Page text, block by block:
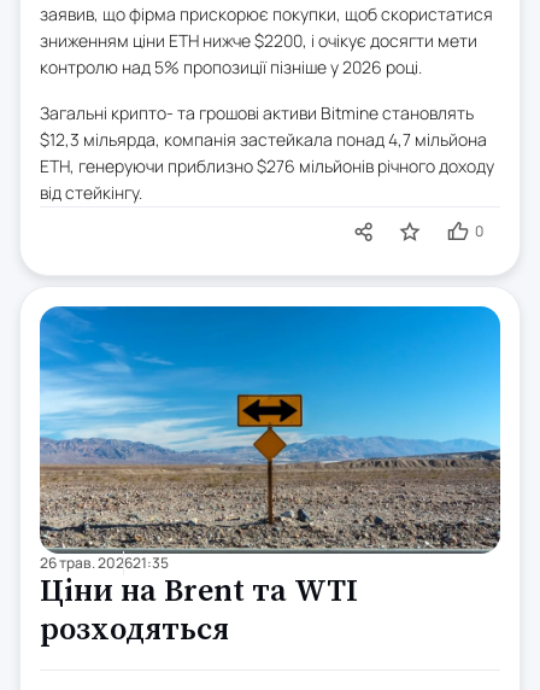
заявив, що фірма прискорює покупки, щоб скористатися
зниженням ціни ETH нижче $2200, і очікує досягти мети
контролю над 5% пропозиції пізніше у 2026 році.
Загальні крипто- та грошові активи Bitmine становлять
$12,3 мільярда, компанія застейкала понад 4,7 мільйона
ETH, генеруючи приблизно $276 мільйонів річного доходу
від стейкінгу.
0
26 трав. 202621:35
Ціни на Brent та WTI
розходяться